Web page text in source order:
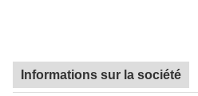
Informations sur la société